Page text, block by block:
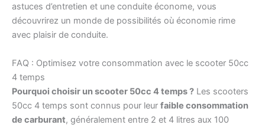
astuces d’entretien et une conduite économe, vous
découvrirez un monde de possibilités où économie rime
avec plaisir de conduite.
FAQ : Optimisez votre consommation avec le scooter 50cc
4 temps
Pourquoi choisir un scooter 50cc 4 temps ? Les scooters
50cc 4 temps sont connus pour leur faible consommation
de carburant, généralement entre 2 et 4 litres aux 100